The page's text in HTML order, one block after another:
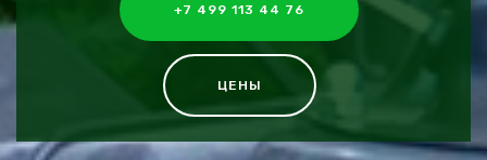
+7 499 113 44 76
ЦЕНЫ